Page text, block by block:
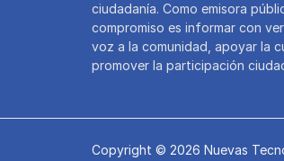
ciudadanía. Como emisora
compromiso es informar con
voz a la comunidad, apoyar la
promover la participación
Copyright © 2026 Nuevas